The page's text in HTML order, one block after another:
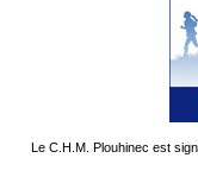
Le C.H.M. Plouhinec est